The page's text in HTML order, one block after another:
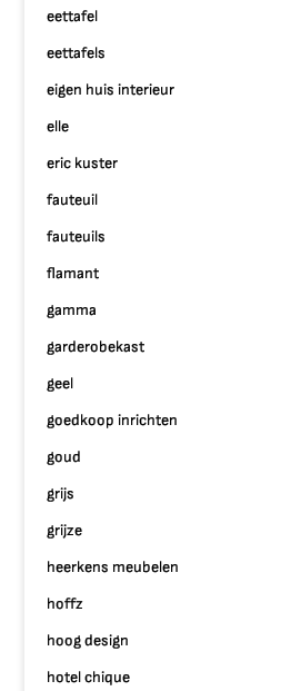
eettafel
eettafels
eigen huis interieur
elle
eric kuster
fauteuil
fauteuils
flamant
gamma
garderobekast
geel
goedkoop inrichten
goud
grijs
grijze
heerkens meubelen
hoffz
hoog design
hotel chique